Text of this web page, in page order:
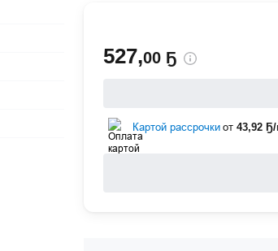
527,00 Ҕ
Картой рассрочки от 43,92